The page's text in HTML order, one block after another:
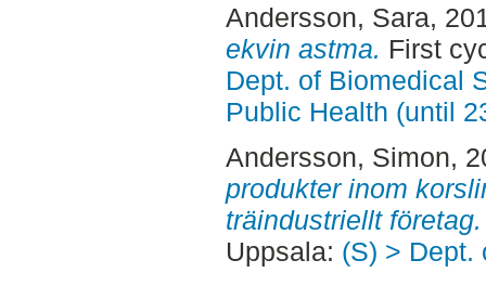
Andersson, Sara,
ekvin astma. First
Dept. of Biomedical
Public Health (until
Andersson, Simon,
produkter inom
träindustriellt företag.
Uppsala: (S) > Dept.